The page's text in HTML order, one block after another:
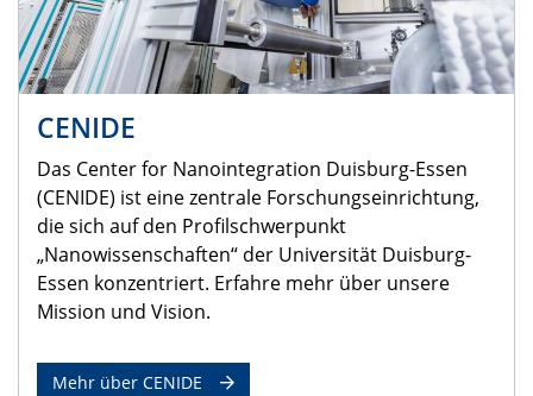
CENIDE
Das Center for Nanointegration Duisburg-Essen
(CENIDE) ist eine zentrale Forschungseinrichtung,
die sich auf den Profilschwerpunkt
„Nanowissenschaften“ der Universität Duisburg-
Essen konzentriert. Erfahre mehr über unsere
Mission und Vision.
Mehr über CENIDE